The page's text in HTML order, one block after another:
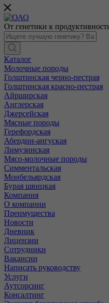
От генетики к
Каталог
Молочные породы
Голштинская черно-пестрая
Голштинская красно-пестрая
Айрширская
Англерская
Джерсейская
Мясные породы
Герефордская
Абердин-ангуская
Лимузинская
Мясо-молочные породы
Симментальская
Монбельярдская
Бурая швицкая
Компания
О компании
Преимущества
Новости
Дневник
Лицензии
Сотрудники
Вакансии
Написать руководству
Услуги
Аутсорсинг
Консалтинг